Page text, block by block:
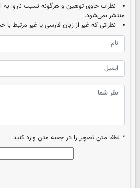
نظرات حاوی توهین و هرگونه نسبت ناروا
منتشر نمی‌شود.
نظراتی که غیر از زبان فارسی یا غیر مرتبط
* لطفا متن تصویر را در جعبه متن وارد کنید